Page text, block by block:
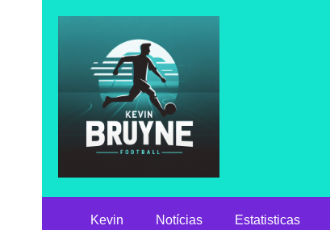
Kevin Notícias Estatisticas